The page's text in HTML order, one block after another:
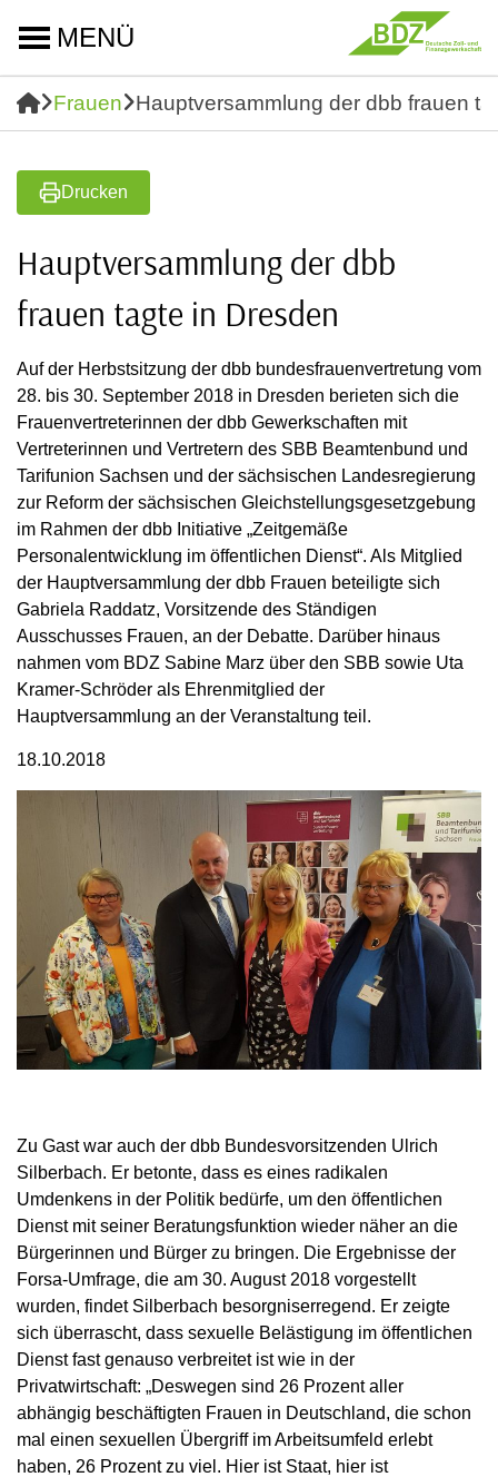
MENÜ
Frauen Hauptversammlung der dbb frauen
Drucken
Hauptversammlung der dbb
frauen tagte in Dresden
Auf der Herbstsitzung der dbb bundesfrauenvertretung vom
28. bis 30. September 2018 in Dresden berieten sich die
Frauenvertreterinnen der dbb Gewerkschaften mit
Vertreterinnen und Vertretern des SBB Beamtenbund und
Tarifunion Sachsen und der sächsischen Landesregierung
zur Reform der sächsischen Gleichstellungsgesetzgebung
im Rahmen der dbb Initiative „Zeitgemäße
Personalentwicklung im öffentlichen Dienst“. Als Mitglied
der Hauptversammlung der dbb Frauen beteiligte sich
Gabriela Raddatz, Vorsitzende des Ständigen
Ausschusses Frauen, an der Debatte. Darüber hinaus
nahmen vom BDZ Sabine Marz über den SBB sowie Uta
Kramer-Schröder als Ehrenmitglied der
Hauptversammlung an der Veranstaltung teil.
18.10.2018
Zu Gast war auch der dbb Bundesvorsitzenden Ulrich
Silberbach. Er betonte, dass es eines radikalen
Umdenkens in der Politik bedürfe, um den öffentlichen
Dienst mit seiner Beratungsfunktion wieder näher an die
Bürgerinnen und Bürger zu bringen. Die Ergebnisse der
Forsa-Umfrage, die am 30. August 2018 vorgestellt
wurden, findet Silberbach besorgniserregend. Er zeigte
sich überrascht, dass sexuelle Belästigung im öffentlichen
Dienst fast genauso verbreitet ist wie in der
Privatwirtschaft: „Deswegen sind 26 Prozent aller
abhängig beschäftigten Frauen in Deutschland, die schon
mal einen sexuellen Übergriff im Arbeitsumfeld erlebt
haben, 26 Prozent zu viel. Hier ist Staat, hier ist